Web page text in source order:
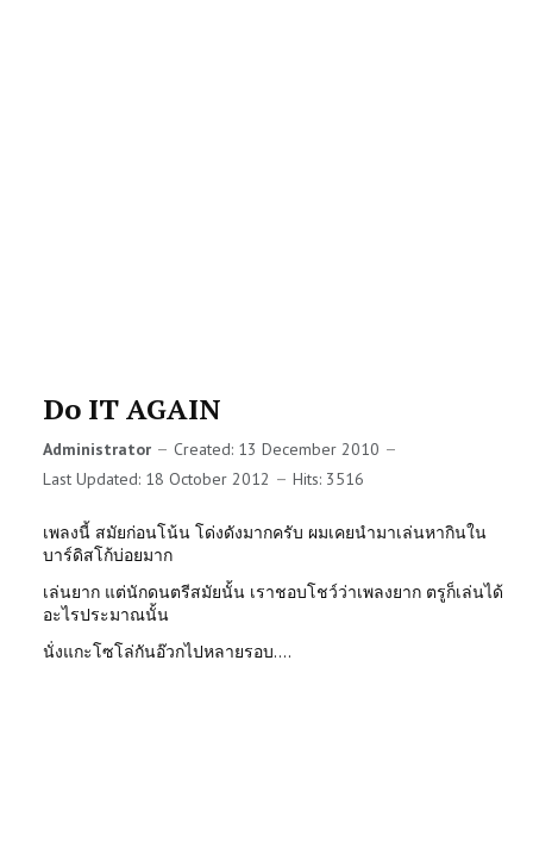
Do IT AGAIN
Administrator
Created: 13 December 2010
Last Updated: 18 October 2012
Hits: 3516
เพลงนี้ สมัยก่อนโน้น โด่งดังมากครับ ผมเคยนำมาเล่นหากินใน
บาร์ดิสโก้บ่อยมาก
เล่นยาก แต่นักดนตรีสมัยนั้น เราชอบโชว์ว่าเพลงยาก ตรูก็เล่นได้
อะไรประมาณนั้น
นั่งแกะโซโล่กันอ๊วกไปหลายรอบ....